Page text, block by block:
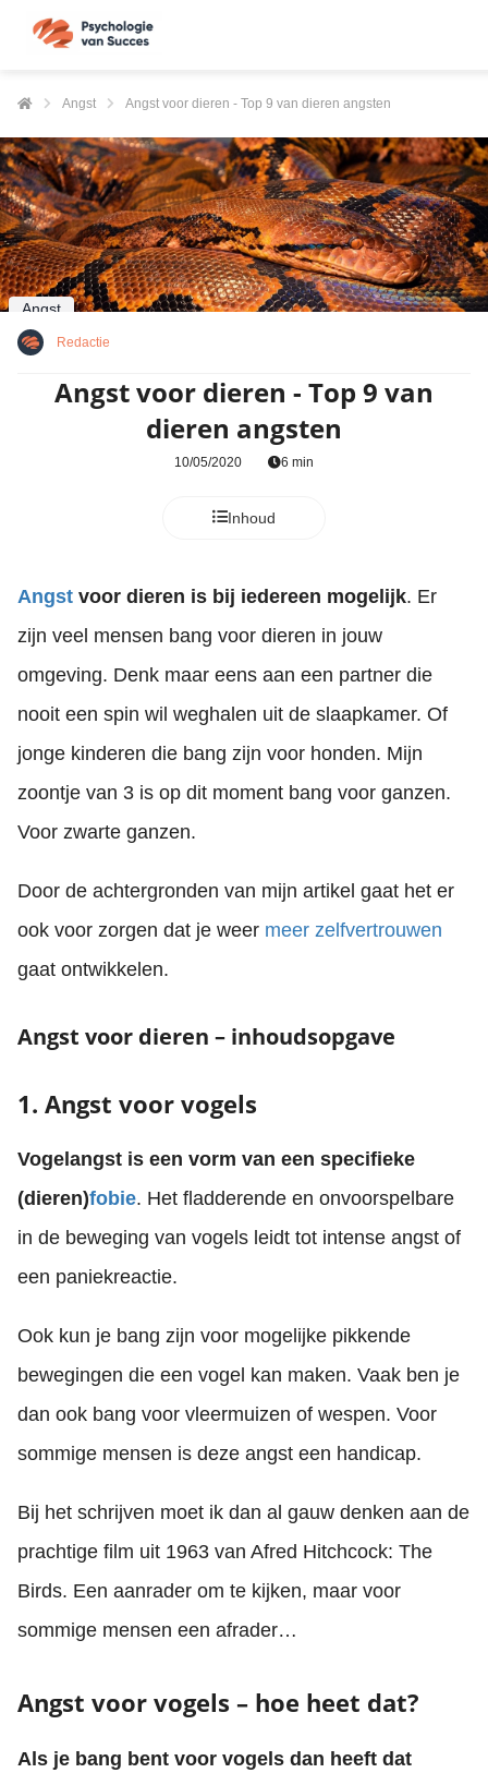
Angst Angst voor dieren - Top 9 van dieren angsten
Angst
Redactie
Angst voor dieren - Top 9 van
dieren angsten
10/05/2020 6 min
Inhoud
Angst voor dieren is bij iedereen mogelijk. Er
zijn veel mensen bang voor dieren in jouw
omgeving. Denk maar eens aan een partner die
nooit een spin wil weghalen uit de slaapkamer. Of
jonge kinderen die bang zijn voor honden. Mijn
zoontje van 3 is op dit moment bang voor ganzen.
Voor zwarte ganzen.
Door de achtergronden van mijn artikel gaat het er
ook voor zorgen dat je weer meer zelfvertrouwen
gaat ontwikkelen.
Angst voor dieren – inhoudsopgave
1. Angst voor vogels
Vogelangst is een vorm van een specifieke
(dieren)fobie. Het fladderende en onvoorspelbare
in de beweging van vogels leidt tot intense angst of
een paniekreactie.
Ook kun je bang zijn voor mogelijke pikkende
bewegingen die een vogel kan maken. Vaak ben je
dan ook bang voor vleermuizen of wespen. Voor
sommige mensen is deze angst een handicap.
Bij het schrijven moet ik dan al gauw denken aan de
prachtige film uit 1963 van Afred Hitchcock: The
Birds. Een aanrader om te kijken, maar voor
sommige mensen een afrader…
Angst voor vogels – hoe heet dat?
Als je bang bent voor vogels dan heeft dat